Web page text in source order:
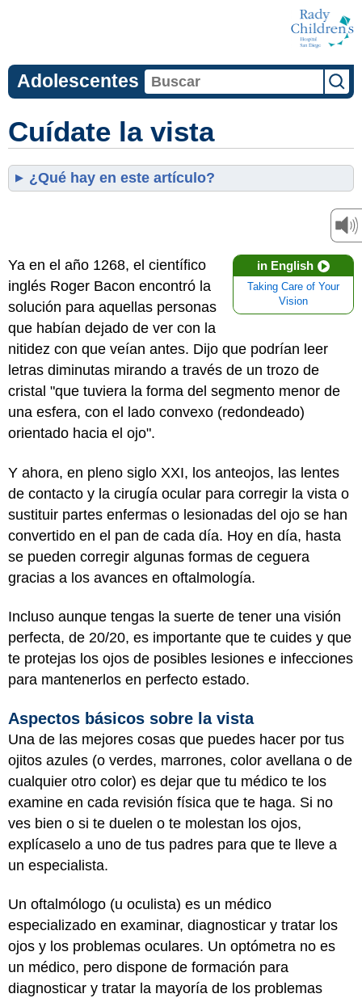
Adolescentes
Cuídate la vista
¿Qué hay en este artículo?
in English
Taking Care of Your
Vision
Ya en el año 1268, el científico
inglés Roger Bacon encontró la
solución para aquellas personas
que habían dejado de ver con la
nitidez con que veían antes. Dijo que podrían leer
letras diminutas mirando a través de un trozo de
cristal "que tuviera la forma del segmento menor de
una esfera, con el lado convexo (redondeado)
orientado hacia el ojo".
Y ahora, en pleno siglo XXI, los anteojos, las lentes
de contacto y la cirugía ocular para corregir la vista o
sustituir partes enfermas o lesionadas del ojo se han
convertido en el pan de cada día. Hoy en día, hasta
se pueden corregir algunas formas de ceguera
gracias a los avances en oftalmología.
Incluso aunque tengas la suerte de tener una visión
perfecta, de 20/20, es importante que te cuides y que
te protejas los ojos de posibles lesiones e infecciones
para mantenerlos en perfecto estado.
Aspectos básicos sobre la vista
Una de las mejores cosas que puedes hacer por tus
ojitos azules (o verdes, marrones, color avellana o de
cualquier otro color) es dejar que tu médico te los
examine en cada revisión física que te haga. Si no
ves bien o si te duelen o te molestan los ojos,
explícaselo a uno de tus padres para que te lleve a
un especialista.
Un oftalmólogo (u oculista) es un médico
especializado en examinar, diagnosticar y tratar los
ojos y los problemas oculares. Un optómetra no es
un médico, pero dispone de formación para
diagnosticar y tratar la mayoría de los problemas